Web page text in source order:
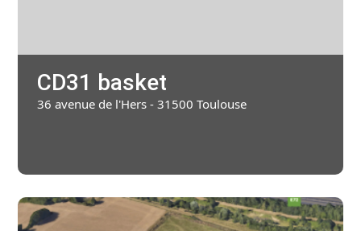
05 34 57 19 59
CD31 basket
36 avenue de l'Hers - 31500 Toulouse